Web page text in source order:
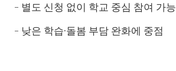
- 별도 신청 없이 학교 중심 참여 가능
- 낮은 학습·돌봄 부담 완화에 중점